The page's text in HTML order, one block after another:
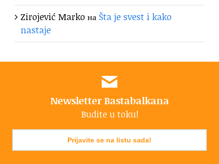
Zirojević Marko на Šta je svest i kako
nastaje
Newsletter Bastabalkana
Budite u toku!
Prijavite se na listu sada!